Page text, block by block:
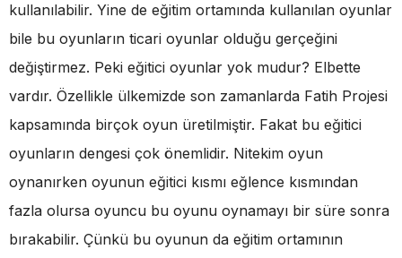
kullanılabilir. Yine de eğitim ortamında kullanılan oyunlar
bile bu oyunların ticari oyunlar olduğu gerçeğini
değiştirmez. Peki eğitici oyunlar yok mudur? Elbette
vardır. Özellikle ülkemizde son zamanlarda Fatih Projesi
kapsamında birçok oyun üretilmiştir. Fakat bu eğitici
oyunların dengesi çok önemlidir. Nitekim oyun
oynanırken oyunun eğitici kısmı eğlence kısmından
fazla olursa oyuncu bu oyunu oynamayı bir süre sonra
bırakabilir. Çünkü bu oyunun da eğitim ortamının